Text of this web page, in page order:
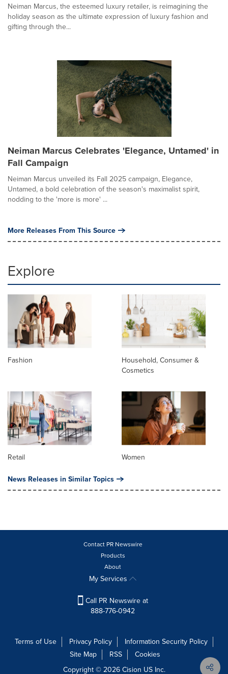
Neiman Marcus, the esteemed luxury retailer, is reimagining the
holiday season as the ultimate expression of luxury fashion and
gifting through the...
Neiman Marcus Celebrates 'Elegance, Untamed' in
Fall Campaign
Neiman Marcus unveiled its Fall 2025 campaign, Elegance,
Untamed, a bold celebration of the season's maximalist spirit,
nodding to the 'more is more' ...
More Releases From This Source
Explore
Fashion
Household, Consumer &
Cosmetics
Retail Women
News Releases in Similar Topics
Contact PR Newswire
Products
About
My Services
Call PR Newswire at
888-776-0942
Terms of Use Privacy Policy
Information Security Policy
Site Map
RSS
Cookies
Copyright © 2026Cision US Inc.